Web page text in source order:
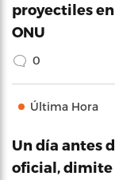
proyectiles
ONU
0
Última Hora
Un día antes
oficial, dimite